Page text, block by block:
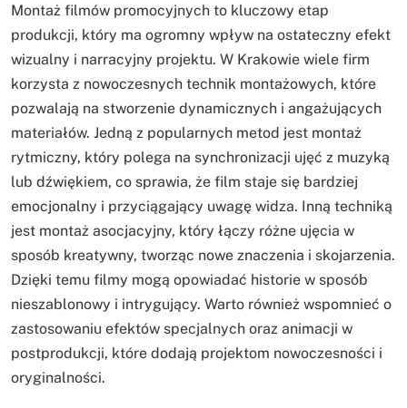
Montaż filmów promocyjnych to kluczowy etap
produkcji, który ma ogromny wpływ na ostateczny efekt
wizualny i narracyjny projektu. W Krakowie wiele firm
korzysta z nowoczesnych technik montażowych, które
pozwalają na stworzenie dynamicznych i angażujących
materiałów. Jedną z popularnych metod jest montaż
rytmiczny, który polega na synchronizacji ujęć z muzyką
lub dźwiękiem, co sprawia, że film staje się bardziej
emocjonalny i przyciągający uwagę widza. Inną techniką
jest montaż asocjacyjny, który łączy różne ujęcia w
sposób kreatywny, tworząc nowe znaczenia i skojarzenia.
Dzięki temu filmy mogą opowiadać historie w sposób
nieszablonowy i intrygujący. Warto również wspomnieć o
zastosowaniu efektów specjalnych oraz animacji w
postprodukcji, które dodają projektom nowoczesności i
oryginalności.